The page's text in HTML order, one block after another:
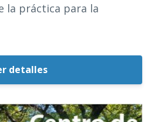
la práctica para la
detalles